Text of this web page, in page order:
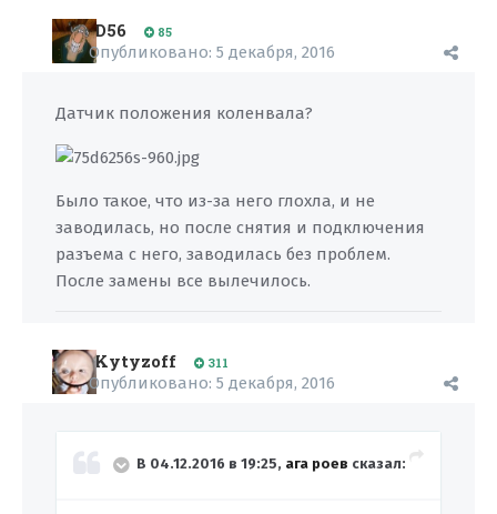
D56 85
Опубликовано: 5 декабря, 2016
Датчик положения коленвала?
Было такое, что из-за него глохла, и не
заводилась, но после снятия и подключения
разъема с него, заводилась без проблем.
После замены все вылечилось.
Kytyzoff 311
Опубликовано: 5 декабря, 2016
В 04.12.2016 в 19:25, ага роев сказал: